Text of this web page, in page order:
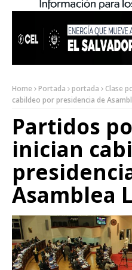
Home Portada portada Clase
cabildeo por presidencia de
Partidos
inician
Asamblea